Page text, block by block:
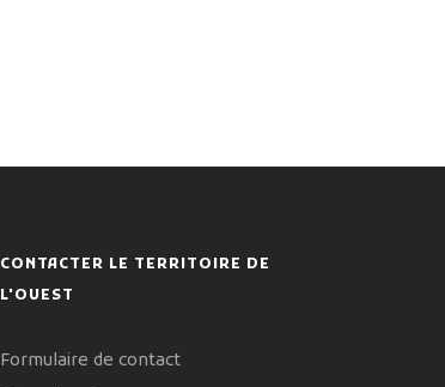
CONTACTER LE TERRITOIRE DE
L'OUEST
Formulaire de contact